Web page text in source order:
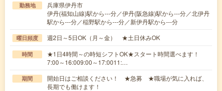
勤務地
兵庫県伊丹市
伊丹(福知山線)駅から---分／伊丹(阪急線)駅から---分／北伊丹
駅から---分／稲野駅から---分／新伊丹駅から---分
曜日頻度 週2日～5日OK（月～金） ★土日休みOK
時間
★1日4時間～の時短シフトOK★スタート時間選べます！
7:00～16:009:00～17:0011:…
期間
開始日はご相談ください！ ★急募 ★職場が気に入れば、
長期でも働けます！